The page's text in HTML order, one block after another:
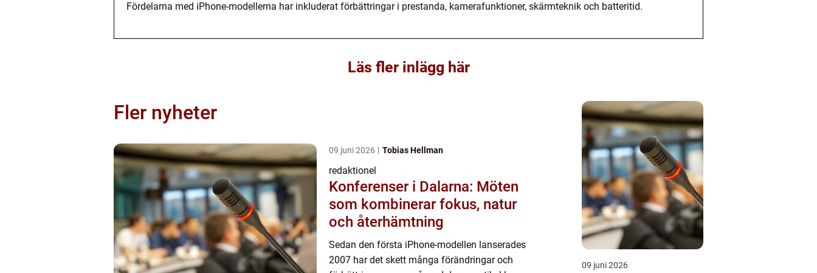
Fördelarna med iPhone-modellerna har inkluderat förbättringar i prestanda, kamerafunktioner, skärmteknik och batteritid.
Läs fler inlägg här
Fler nyheter
09 juni 2026 Tobias Hellman
redaktionel
Konferenser i Dalarna: Möten
som kombinerar fokus, natur
och återhämtning
Sedan den första iPhone-modellen lanserades
2007 har det skett många förändringar och
09 juni 2026